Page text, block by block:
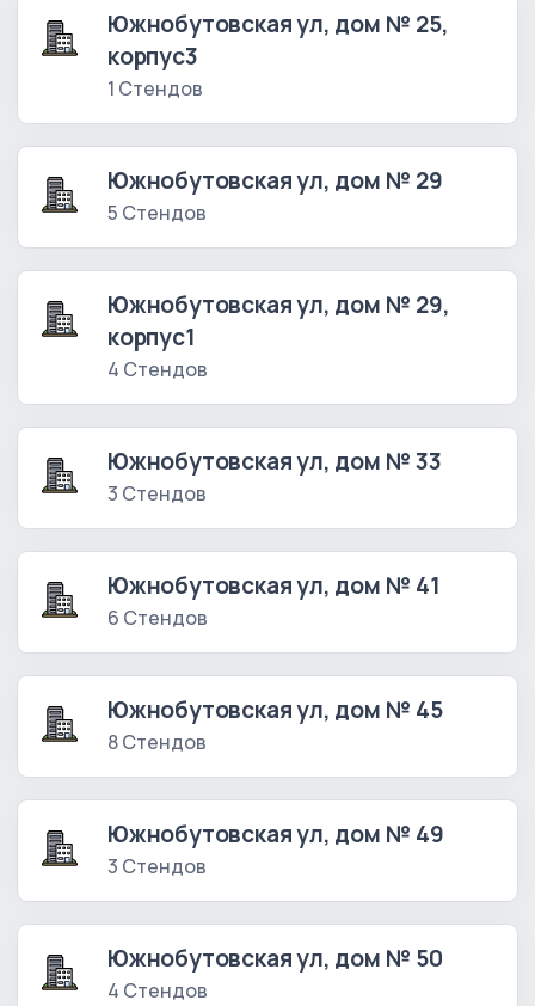
Южнобутовская ул, дом № 25,
корпус3
1 Стендов
Южнобутовская ул, дом № 29
5 Стендов
Южнобутовская ул, дом № 29,
корпус1
4 Стендов
Южнобутовская ул, дом № 33
3 Стендов
Южнобутовская ул, дом № 41
6 Стендов
Южнобутовская ул, дом № 45
8 Стендов
Южнобутовская ул, дом № 49
3 Стендов
Южнобутовская ул, дом № 50
4 Стендов